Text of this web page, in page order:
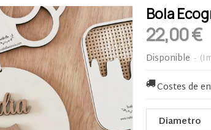
Bola
22,00 €
Disponible -
Costes de
Diametro